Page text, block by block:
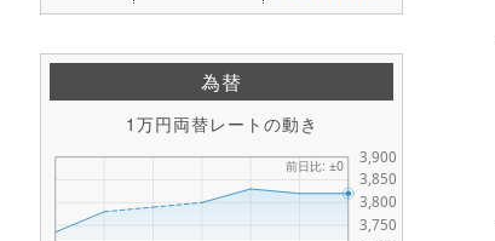
為替
1万円両替レートの動き